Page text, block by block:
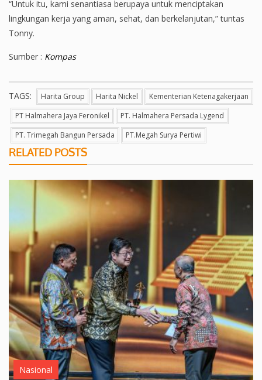
“Untuk itu, kami senantiasa berupaya untuk menciptakan
lingkungan kerja yang aman, sehat, dan berkelanjutan,” tuntas
Tonny.
Sumber : Kompas
TAGS: Harita Group Harita Nickel
Kementerian Ketenagakerjaan
PT Halmahera Jaya Feronikel
PT. Halmahera Persada Lygend
PT. Trimegah Bangun Persada
PT.megah Surya Pertiwi
RELATED POSTS
Nasional